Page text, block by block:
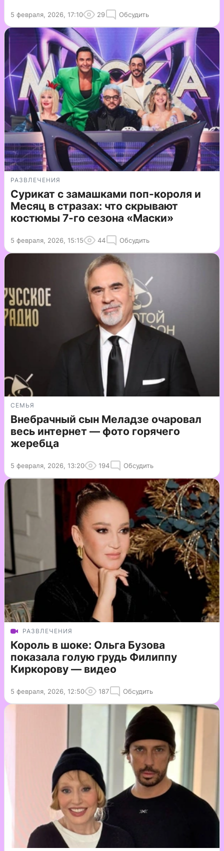
5 февраля, 2026, 17:10 29 Обсудить
РАЗВЛЕЧЕНИЯ
Сурикат с замашками поп-короля и
Месяц в стразах: что скрывают
костюмы 7-го сезона «Маски»
5 февраля, 2026, 15:15 44 Обсудить
СЕМЬЯ
Внебрачный сын Меладзе очаровал
весь интернет — фото горячего
жеребца
5 февраля, 2026, 13:20 194 Обсудить
РАЗВЛЕЧЕНИЯ
Король в шоке: Ольга Бузова
показала голую грудь Филиппу
Киркорову — видео
5 февраля, 2026, 12:50 187 Обсудить